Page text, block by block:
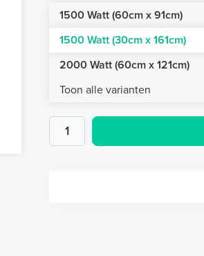
1500 Watt (60cm x 91cm)
1500 Watt (30cm x 161cm)
2000 Watt (60cm x 121cm)
Toon alle varianten